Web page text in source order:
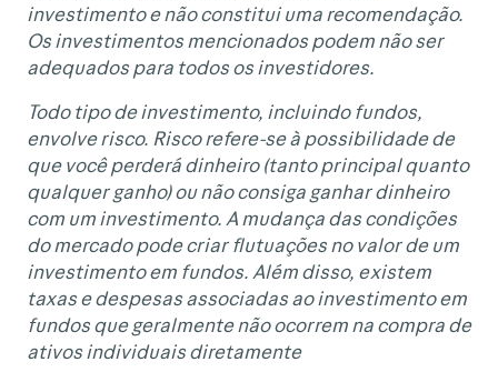
investimento e não constitui uma recomendação.
Os investimentos mencionados podem não ser
adequados para todos os investidores.
Todo tipo de investimento, incluindo fundos,
envolve risco. Risco refere-se à possibilidade de
que você perderá dinheiro (tanto principal quanto
qualquer ganho) ou não consiga ganhar dinheiro
com um investimento. A mudança das condições
do mercado pode criar flutuações no valor de um
investimento em fundos. Além disso, existem
taxas e despesas associadas ao investimento em
fundos que geralmente não ocorrem na compra de
ativos individuais diretamente